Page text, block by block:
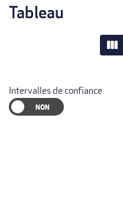
Tableau
view_column
Intervalles de confiance